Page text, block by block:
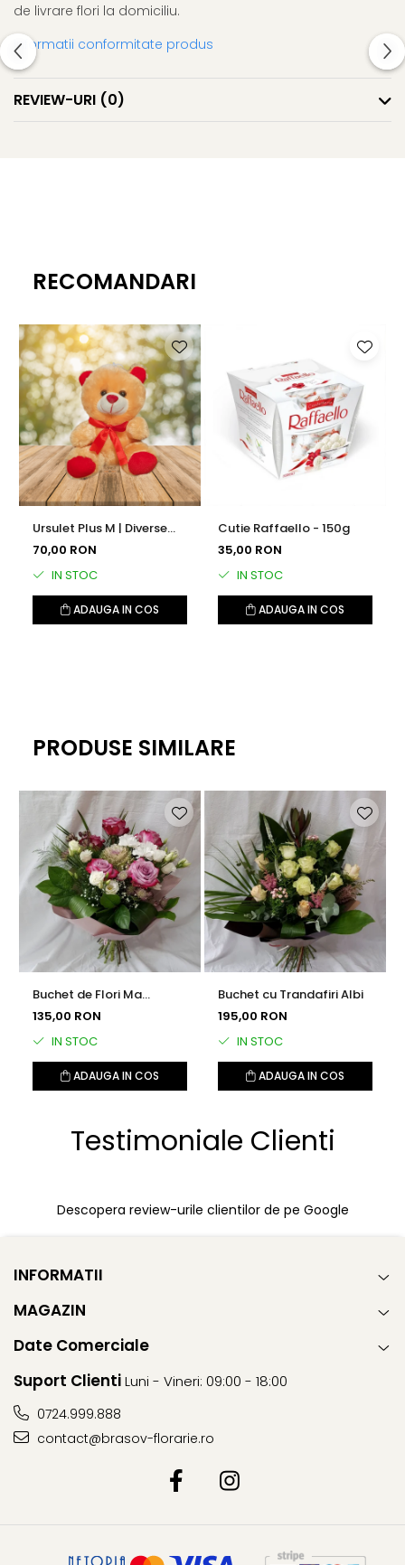
de livrare flori la domiciliu.
Informatii conformitate produs
REVIEW-URI (0)
RECOMANDARI
Ursulet Plus M | Diverse
Culori
70,00 RON
IN STOC
ADAUGA IN COS
Cutie Raffaello - 150g
35,00 RON
IN STOC
ADAUGA IN COS
PRODUSE SIMILARE
Buchet de Flori Ma
Gandesc la Tine
135,00 RON
IN STOC
ADAUGA IN COS
Buchet cu Trandafiri Albi
195,00 RON
IN STOC
ADAUGA IN COS
Testimoniale Clienti
Descopera review-urile clientilor de pe Google
INFORMATII
MAGAZIN
Date Comerciale
Suport ClientiLuni - Vineri: 09:00 - 18:00
0724.999.888
contact@brasov-florarie.ro